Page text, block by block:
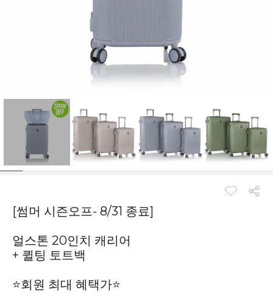
[썸머 시즌오프- 8/31 종료]
얼스톤 20인치 캐리어
+ 퀼팅 토트백
⭐회원 최대 혜택가⭐